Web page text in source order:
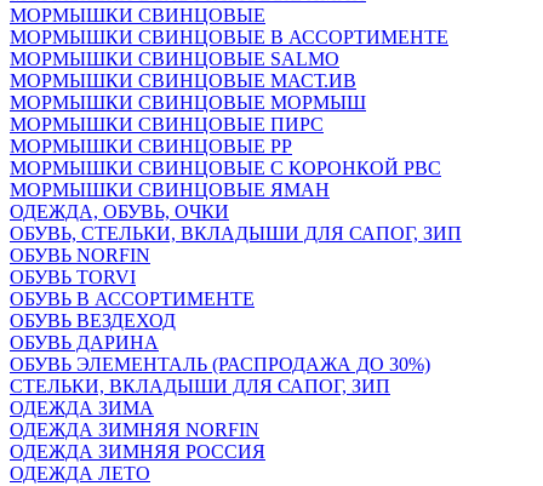
МОРМЫШКИ СВИНЦОВЫЕ
МОРМЫШКИ СВИНЦОВЫЕ В АССОРТИМЕНТЕ
МОРМЫШКИ СВИНЦОВЫЕ SALMO
МОРМЫШКИ СВИНЦОВЫЕ МАСТ.ИВ
МОРМЫШКИ СВИНЦОВЫЕ МОРМЫШ
МОРМЫШКИ СВИНЦОВЫЕ ПИРС
МОРМЫШКИ СВИНЦОВЫЕ РР
МОРМЫШКИ СВИНЦОВЫЕ С КОРОНКОЙ РВС
МОРМЫШКИ СВИНЦОВЫЕ ЯМАН
ОДЕЖДА, ОБУВЬ, ОЧКИ
ОБУВЬ, СТЕЛЬКИ, ВКЛАДЫШИ ДЛЯ САПОГ, ЗИП
ОБУВЬ NORFIN
ОБУВЬ TORVI
ОБУВЬ В АССОРТИМЕНТЕ
ОБУВЬ ВЕЗДЕХОД
ОБУВЬ ДАРИНА
ОБУВЬ ЭЛЕМЕНТАЛЬ (РАСПРОДАЖА ДО 30%)
СТЕЛЬКИ, ВКЛАДЫШИ ДЛЯ САПОГ, ЗИП
ОДЕЖДА ЗИМА
ОДЕЖДА ЗИМНЯЯ NORFIN
ОДЕЖДА ЗИМНЯЯ РОССИЯ
ОДЕЖДА ЛЕТО